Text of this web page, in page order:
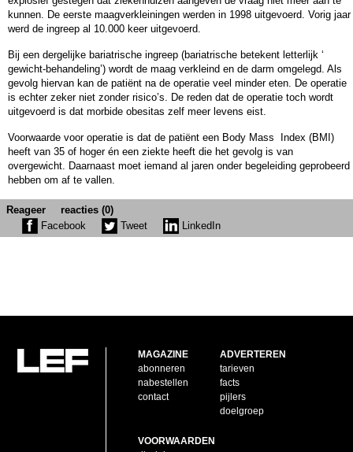
kunnen. De eerste maagverkleiningen werden in 1998 uitgevoerd. Vorig jaar
werd de ingreep al 10.000 keer uitgevoerd.
Bij een dergelijke bariatrische ingreep (bariatrische betekent letterlijk ‘
gewicht-behandeling’) wordt de maag verkleind en de darm omgelegd. Als
gevolg hiervan kan de patiënt na de operatie veel minder eten. De operatie
is echter zeker niet zonder risico’s. De reden dat de operatie toch wordt
uitgevoerd is dat morbide obesitas zelf meer levens eist.
Voorwaarde voor operatie is dat de patiënt een Body Mass Index (BMI)
heeft van 35 of hoger én een ziekte heeft die het gevolg is van
overgewicht. Daarnaast moet iemand al jaren onder begeleiding geprobeerd
hebben om af te vallen.
Reageer
reacties (0)
Facebook
Tweet LinkedIn
MAGAZINE
abonneren
nabestellen
contact
ADVERTEREN
tarieven
facts
pijlers
doelgroep
VOORWAARDEN